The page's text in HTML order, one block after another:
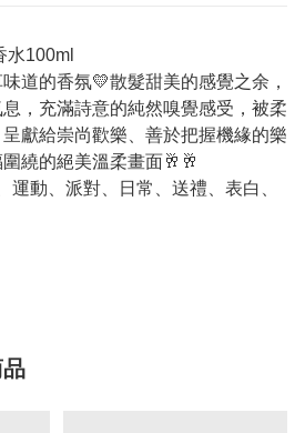
水100ml
道的香氛💛散髮甜美的感覺之余，
，充滿詩意的純然嗅覺感受，被柔
獻給崇尚歡樂、善於把握機緣的樂
繞的絕美溫柔畫面🥂🥂
運動、派對、日常、送禮、表白、